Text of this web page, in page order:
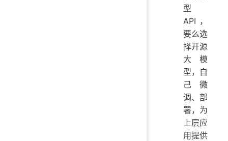
型
API，
要么选
择开源
大模
型，自
己微
调、部
署，为
上层应
用提供